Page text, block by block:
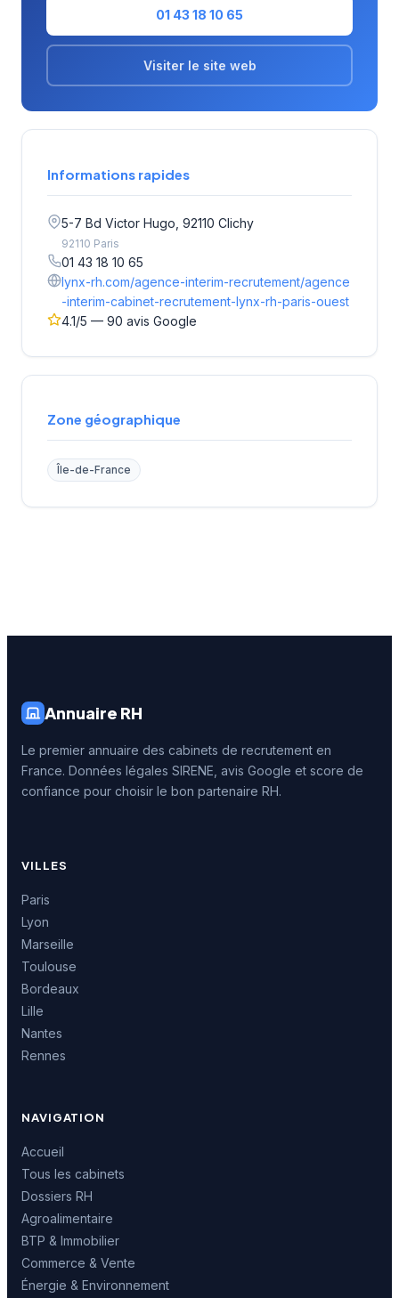
01 43 18 10 65
Visiter le site web
Informations rapides
5-7 Bd Victor Hugo, 92110 Clichy
92110 Paris
01 43 18 10 65
lynx-rh.com/agence-interim-recrutement/agence
-interim-cabinet-recrutement-lynx-rh-paris-ouest
4.1/5 — 90 avis Google
Zone géographique
Île-de-France
Annuaire RH
Le premier annuaire des cabinets de recrutement en
France. Données légales SIRENE, avis Google et score de
confiance pour choisir le bon partenaire RH.
VILLES
Paris
Lyon
Marseille
Toulouse
Bordeaux
Lille
Nantes
Rennes
NAVIGATION
Accueil
Tous les cabinets
Dossiers RH
Agroalimentaire
BTP & Immobilier
Commerce & Vente
Énergie & Environnement